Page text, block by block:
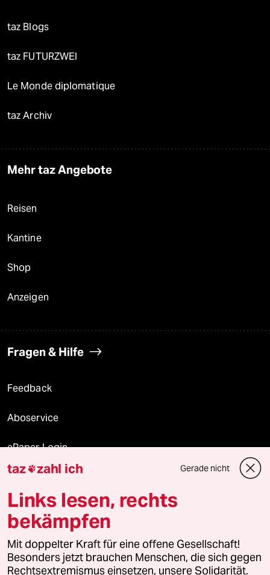
taz Blogs
taz FUTURZWEI
Le Monde diplomatique
taz Archiv
Mehr taz Angebote
Reisen
Kantine
Shop
Anzeigen
Fragen & Hilfe
Feedback
Aboservice
ePaper Login
Downloads für Abonnierende
© 2026 taz Verlags und Vertriebs GmbH
Alle Rechte vorbehalten. Bei rechtlichen Fragen oder für Genehmigungen
wenden Sie sich bitte an
lizenzen@taz.de
taz zahl ich Gerade nicht
Links lesen, rechts
bekämpfen
Mit doppelter Kraft für eine offene Gesellschaft!
Besonders jetzt brauchen Menschen, die sich gegen
Rechtsextremismus einsetzen, unsere Solidarität.